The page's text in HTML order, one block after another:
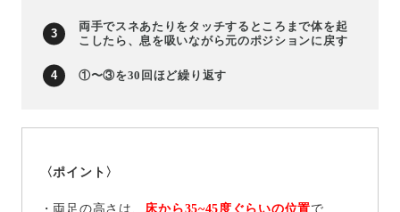
両手でスネあたりをタッチするところまで体を起
こしたら、息を吸いながら元のポジションに戻す
①〜③を30回ほど繰り返す
〈ポイント〉
・両足の高さは、 床から35~45度ぐらいの位置で